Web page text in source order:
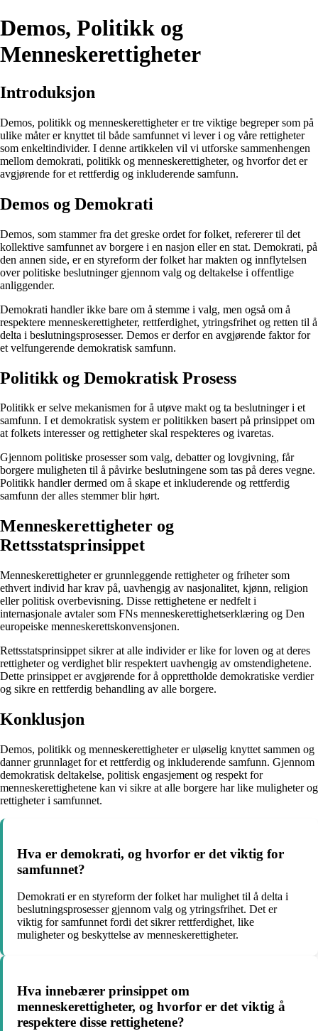
Demos, Politikk og
Menneskerettigheter
Introduksjon
Demos, politikk og menneskerettigheter er tre viktige begreper som på
ulike måter er knyttet til både samfunnet vi lever i og våre rettigheter
som enkeltindivider. I denne artikkelen vil vi utforske sammenhengen
mellom demokrati, politikk og menneskerettigheter, og hvorfor det er
avgjørende for et rettferdig og inkluderende samfunn.
Demos og Demokrati
Demos, som stammer fra det greske ordet for folket, refererer til det
kollektive samfunnet av borgere i en nasjon eller en stat. Demokrati, på
den annen side, er en styreform der folket har makten og innflytelsen
over politiske beslutninger gjennom valg og deltakelse i offentlige
anliggender.
Demokrati handler ikke bare om å stemme i valg, men også om å
respektere menneskerettigheter, rettferdighet, ytringsfrihet og retten til å
delta i beslutningsprosesser. Demos er derfor en avgjørende faktor for
et velfungerende demokratisk samfunn.
Politikk og Demokratisk Prosess
Politikk er selve mekanismen for å utøve makt og ta beslutninger i et
samfunn. I et demokratisk system er politikken basert på prinsippet om
at folkets interesser og rettigheter skal respekteres og ivaretas.
Gjennom politiske prosesser som valg, debatter og lovgivning, får
borgere muligheten til å påvirke beslutningene som tas på deres vegne.
Politikk handler dermed om å skape et inkluderende og rettferdig
samfunn der alles stemmer blir hørt.
Menneskerettigheter og
Rettsstatsprinsippet
Menneskerettigheter er grunnleggende rettigheter og friheter som
ethvert individ har krav på, uavhengig av nasjonalitet, kjønn, religion
eller politisk overbevisning. Disse rettighetene er nedfelt i
internasjonale avtaler som FNs menneskerettighetserklæring og Den
europeiske menneskerettskonvensjonen.
Rettsstatsprinsippet sikrer at alle individer er like for loven og at deres
rettigheter og verdighet blir respektert uavhengig av omstendighetene.
Dette prinsippet er avgjørende for å opprettholde demokratiske verdier
og sikre en rettferdig behandling av alle borgere.
Konklusjon
Demos, politikk og menneskerettigheter er uløselig knyttet sammen og
danner grunnlaget for et rettferdig og inkluderende samfunn. Gjennom
demokratisk deltakelse, politisk engasjement og respekt for
menneskerettighetene kan vi sikre at alle borgere har like muligheter og
rettigheter i samfunnet.
Hva er demokrati, og hvorfor er det viktig for
samfunnet?
Demokrati er en styreform der folket har mulighet til å delta i
beslutningsprosesser gjennom valg og ytringsfrihet. Det er
viktig for samfunnet fordi det sikrer rettferdighet, like
muligheter og beskyttelse av menneskerettigheter.
Hva innebærer prinsippet om
menneskerettigheter, og hvorfor er det viktig å
respektere disse rettighetene?